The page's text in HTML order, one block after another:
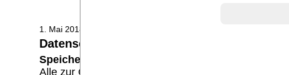
1. Mai 2018, Puderbach
Datenschutzerklärung
Speicherung:
Alle zur Geschäftsabwicklung erforderlichen Daten